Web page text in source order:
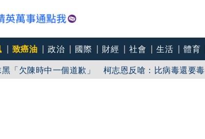
致癌油 政治 國際 財經 社會 生活 體育
警範圍擴增到「東北部海面」
「欠陳時中一個道歉」 柯志恩反嗆：比病毒還要毒